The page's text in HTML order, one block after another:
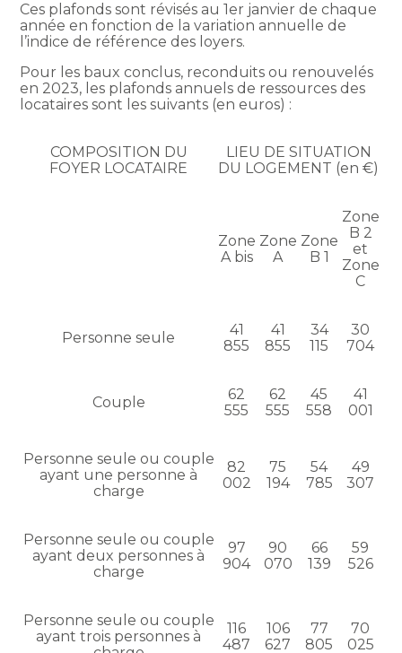
Ces plafonds sont révisés au 1er janvier de chaque
année en fonction de la variation annuelle de
l’indice de référence des loyers.
Pour les baux conclus, reconduits ou renouvelés
en 2023, les plafonds annuels de ressources des
locataires sont les suivants (en euros) :
COMPOSITION DU
FOYER LOCATAIRE
LIEU DE SITUATION
DU LOGEMENT (en €)
Zone
A bis
Zone
A
Zone
B 1
Zone
B 2
et
Zone
C
Personne seule
41
855
41
855
34
115
30
704
Couple
62
555
62
555
45
558
41
001
Personne seule ou couple
ayant une personne à
charge
82
002
75
194
54
785
49
307
Personne seule ou couple
ayant deux personnes à
charge
97
904
90
070
66
139
59
526
Personne seule ou couple
ayant trois personnes à
116
487
106
627
77
805
70
025